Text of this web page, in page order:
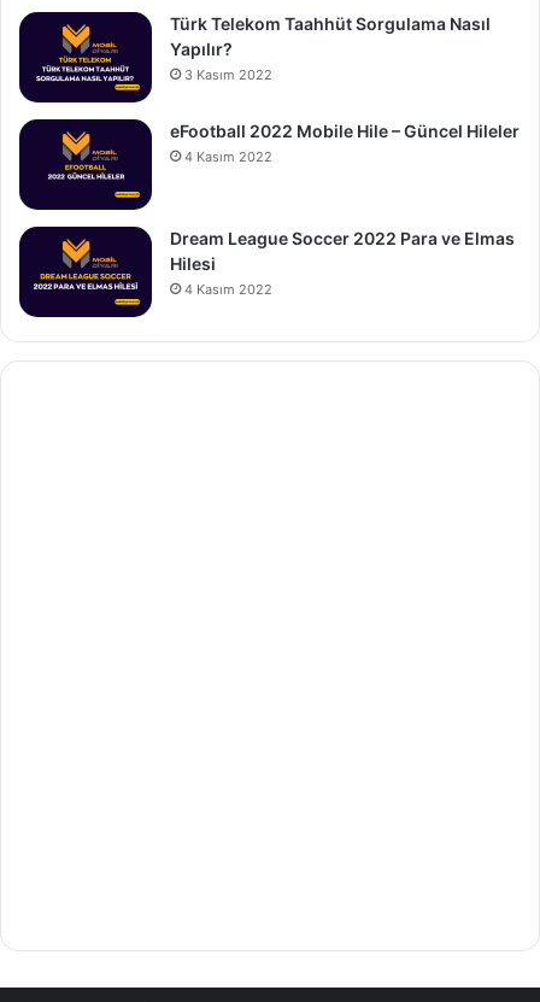
Türk Telekom Taahhüt Sorgulama Nasıl
Yapılır?
3 Kasım 2022
eFootball 2022 Mobile Hile – Güncel Hileler
4 Kasım 2022
Dream League Soccer 2022 Para ve Elmas
Hilesi
4 Kasım 2022